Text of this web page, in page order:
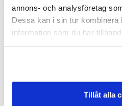
annons- och analysföretag
Dessa kan i sin tur kombinera
information som du har
Tillåt alla
OM SLUTA GRÄV
VÅR STORY
COOKIEPOLICY